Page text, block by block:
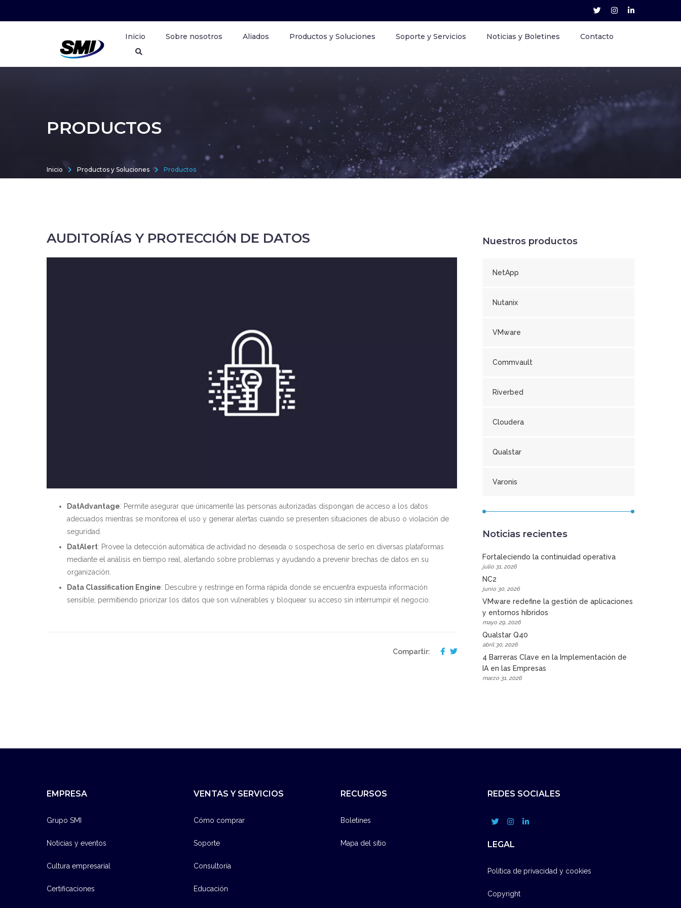
Inicio Sobre nosotros Aliados Productos y Soluciones Soporte y Servicios Noticias y Boletines Contacto
PRODUCTOS
Inicio Productos y Soluciones Productos
AUDITORÍAS Y PROTECCIÓN DE DATOS
DatAdvantage: Permite asegurar que únicamente las personas autorizadas dispongan de acceso a los datos
adecuados mientras se monitorea el uso y generar alertas cuando se presenten situaciones de abuso o violación de
seguridad.
DatAlert: Provee la detección automática de actividad no deseada o sospechosa de serlo en diversas plataformas
mediante el análisis en tiempo real, alertando sobre problemas y ayudando a prevenir brechas de datos en su
organización.
Data Classification Engine: Descubre y restringe en forma rápida donde se encuentra expuesta información
sensible, permitiendo priorizar los datos que son vulnerables y bloquear su acceso sin interrumpir el negocio.
Compartir:
Nuestros productos
NetApp
Nutanix
VMware
Commvault
Riverbed
Cloudera
Qualstar
Varonis
Noticias recientes
Fortaleciendo la continuidad operativa
julio 31, 2026
NC2
junio 30, 2026
VMware redefine la gestión de aplicaciones
y entornos híbridos
mayo 29, 2026
Qualstar Q40
abril 30, 2026
4 Barreras Clave en la Implementación de
IA en las Empresas
marzo 31, 2026
EMPRESA
Grupo SMI
Noticias y eventos
Cultura empresarial
Certificaciones
VENTAS Y SERVICIOS
Cómo comprar
Soporte
Consultoría
Educación
RECURSOS
Boletines
Mapa del sitio
REDES SOCIALES
LEGAL
Política de privacidad y cookies
Copyright